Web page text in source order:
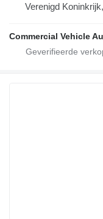
Verenigd
Commercial Vehicle